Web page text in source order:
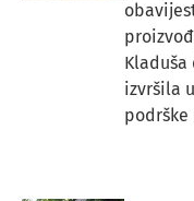
Kladuša
izvršila